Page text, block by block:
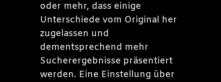
oder mehr, dass einige
Unterschiede vom Original her
zugelassen und
dementsprechend mehr
Sucherergebnisse präsentiert
werden. Eine Einstellung über